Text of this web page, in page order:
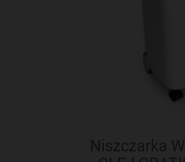
Niszczarka